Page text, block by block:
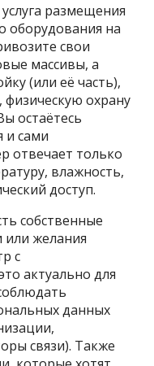
размещения
оборудования на
свои
массивы, а
(или её часть),
охрану
остаётесь
и сами
отвечает только
влажность,
доступ.
собственные
или желания
с
актуально для
данных
связи). Также